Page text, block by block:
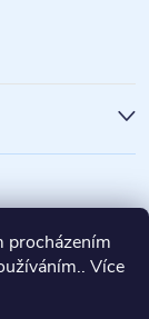
procházením
Více